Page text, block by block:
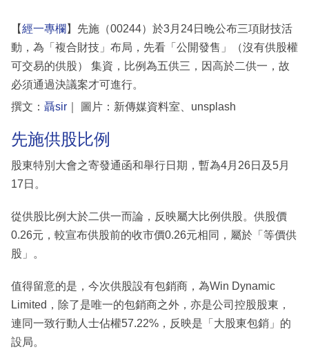
區
【經一專欄 】先施（00244）於3月24日晚公布三項財技活
動，為「複合財技」布局，先看「公開發售」（沒有供股權
可交易的供股） 集資，比例為五供三，因高於二供一，故
必須通過決議案才可進行。
撰文： 聶sir ｜ 圖片：新傳媒資料室、unsplash
先施供股比例
股東特別大會之寄發通函和舉行日期，暫為4月26日及5月
17日。
從供股比例大於二供一而論，反映屬大比例供股。供股價
0.26元，較宣布供股前的收市價0.26元相同，屬於「等價供
股」。
值得留意的是，今次供股設有包銷商，為Win Dynamic
Limited，除了是唯一的包銷商之外，亦是公司控股股東，
連同一致行動人士佔權57.22%，反映是「大股東包銷」的
設局。